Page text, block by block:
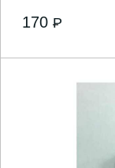
170 P